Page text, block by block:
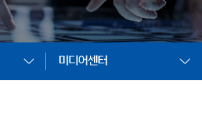
미디어센터